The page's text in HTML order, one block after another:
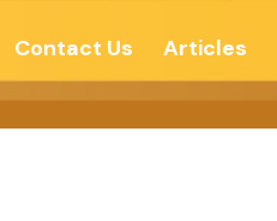
Contact Us Articles